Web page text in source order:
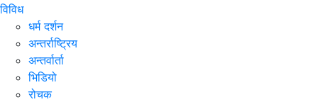
विविध
धर्म दर्शन
अन्तर्राष्ट्रिय
अन्तर्वार्ता
भिडियो
रोचक